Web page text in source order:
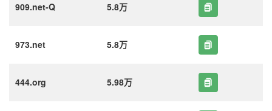
909.net-Q 5.8万
973.net 5.8万
444.org 5.98万